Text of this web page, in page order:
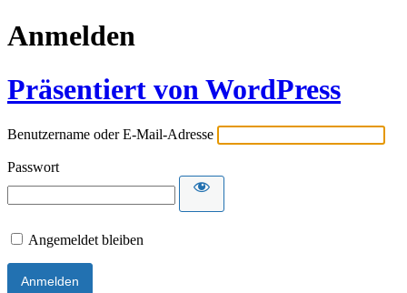
Anmelden
Präsentiert von WordPress
Benutzername oder E-Mail-Adresse
Passwort
Angemeldet bleiben